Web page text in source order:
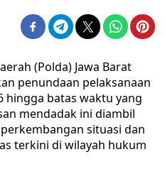
(Polda) Jawa Barat
penundaan pelaksanaan
hingga batas waktu yang
mendadak ini diambil
situasi dan
terkini di wilayah hukum